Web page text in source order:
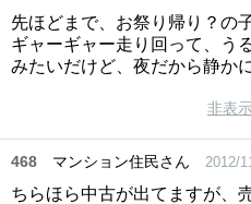
先ほどまで、お祭り帰り？の
ギャーギャー走り回って、う
みたいだけど、夜だから静か
非表
468 マンション住民さん 2012/
ちらほら中古が出てますが、